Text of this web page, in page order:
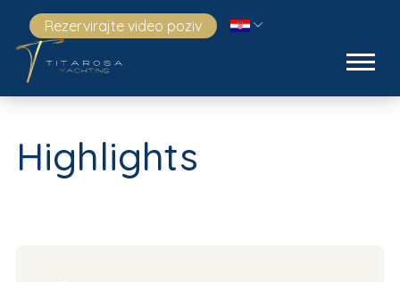
Rezervirajte video poziv
Highlights